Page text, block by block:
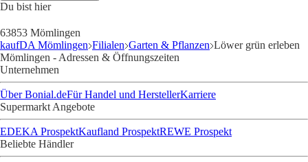
Du bist hier
63853 Mömlingen
kaufDA Mömlingen Filialen Garten & Pflanzen Löwer grün erleben
Mömlingen - Adressen & Öffnungszeiten
Unternehmen
Über Bonial.deFür Handel und HerstellerKarriere
Supermarkt Angebote
EDEKA ProspektKaufland ProspektREWE Prospekt
Beliebte Händler